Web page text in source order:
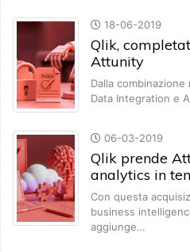
18-06-2019
Qlik,
Attunity
Dalla
Data Integration e
06-03-2019
Qlik prende
analytics in
Con questa
business
aggiunge…